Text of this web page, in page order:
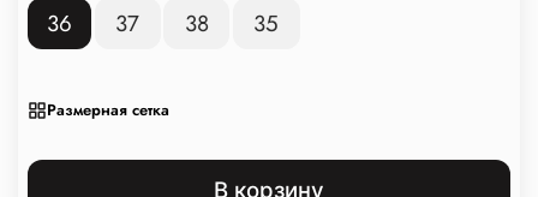
36 37 38 35
Размерная сетка
В корзину